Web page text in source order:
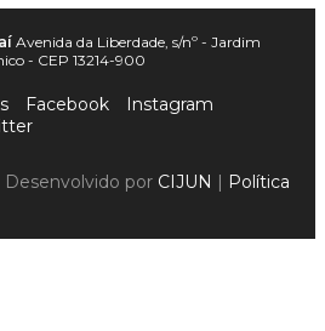
Avenida da Liberdade, s/nº - Jardim
- CEP 13214-900
Facebook
Instagram
Desenvolvido por CIJUN | Política